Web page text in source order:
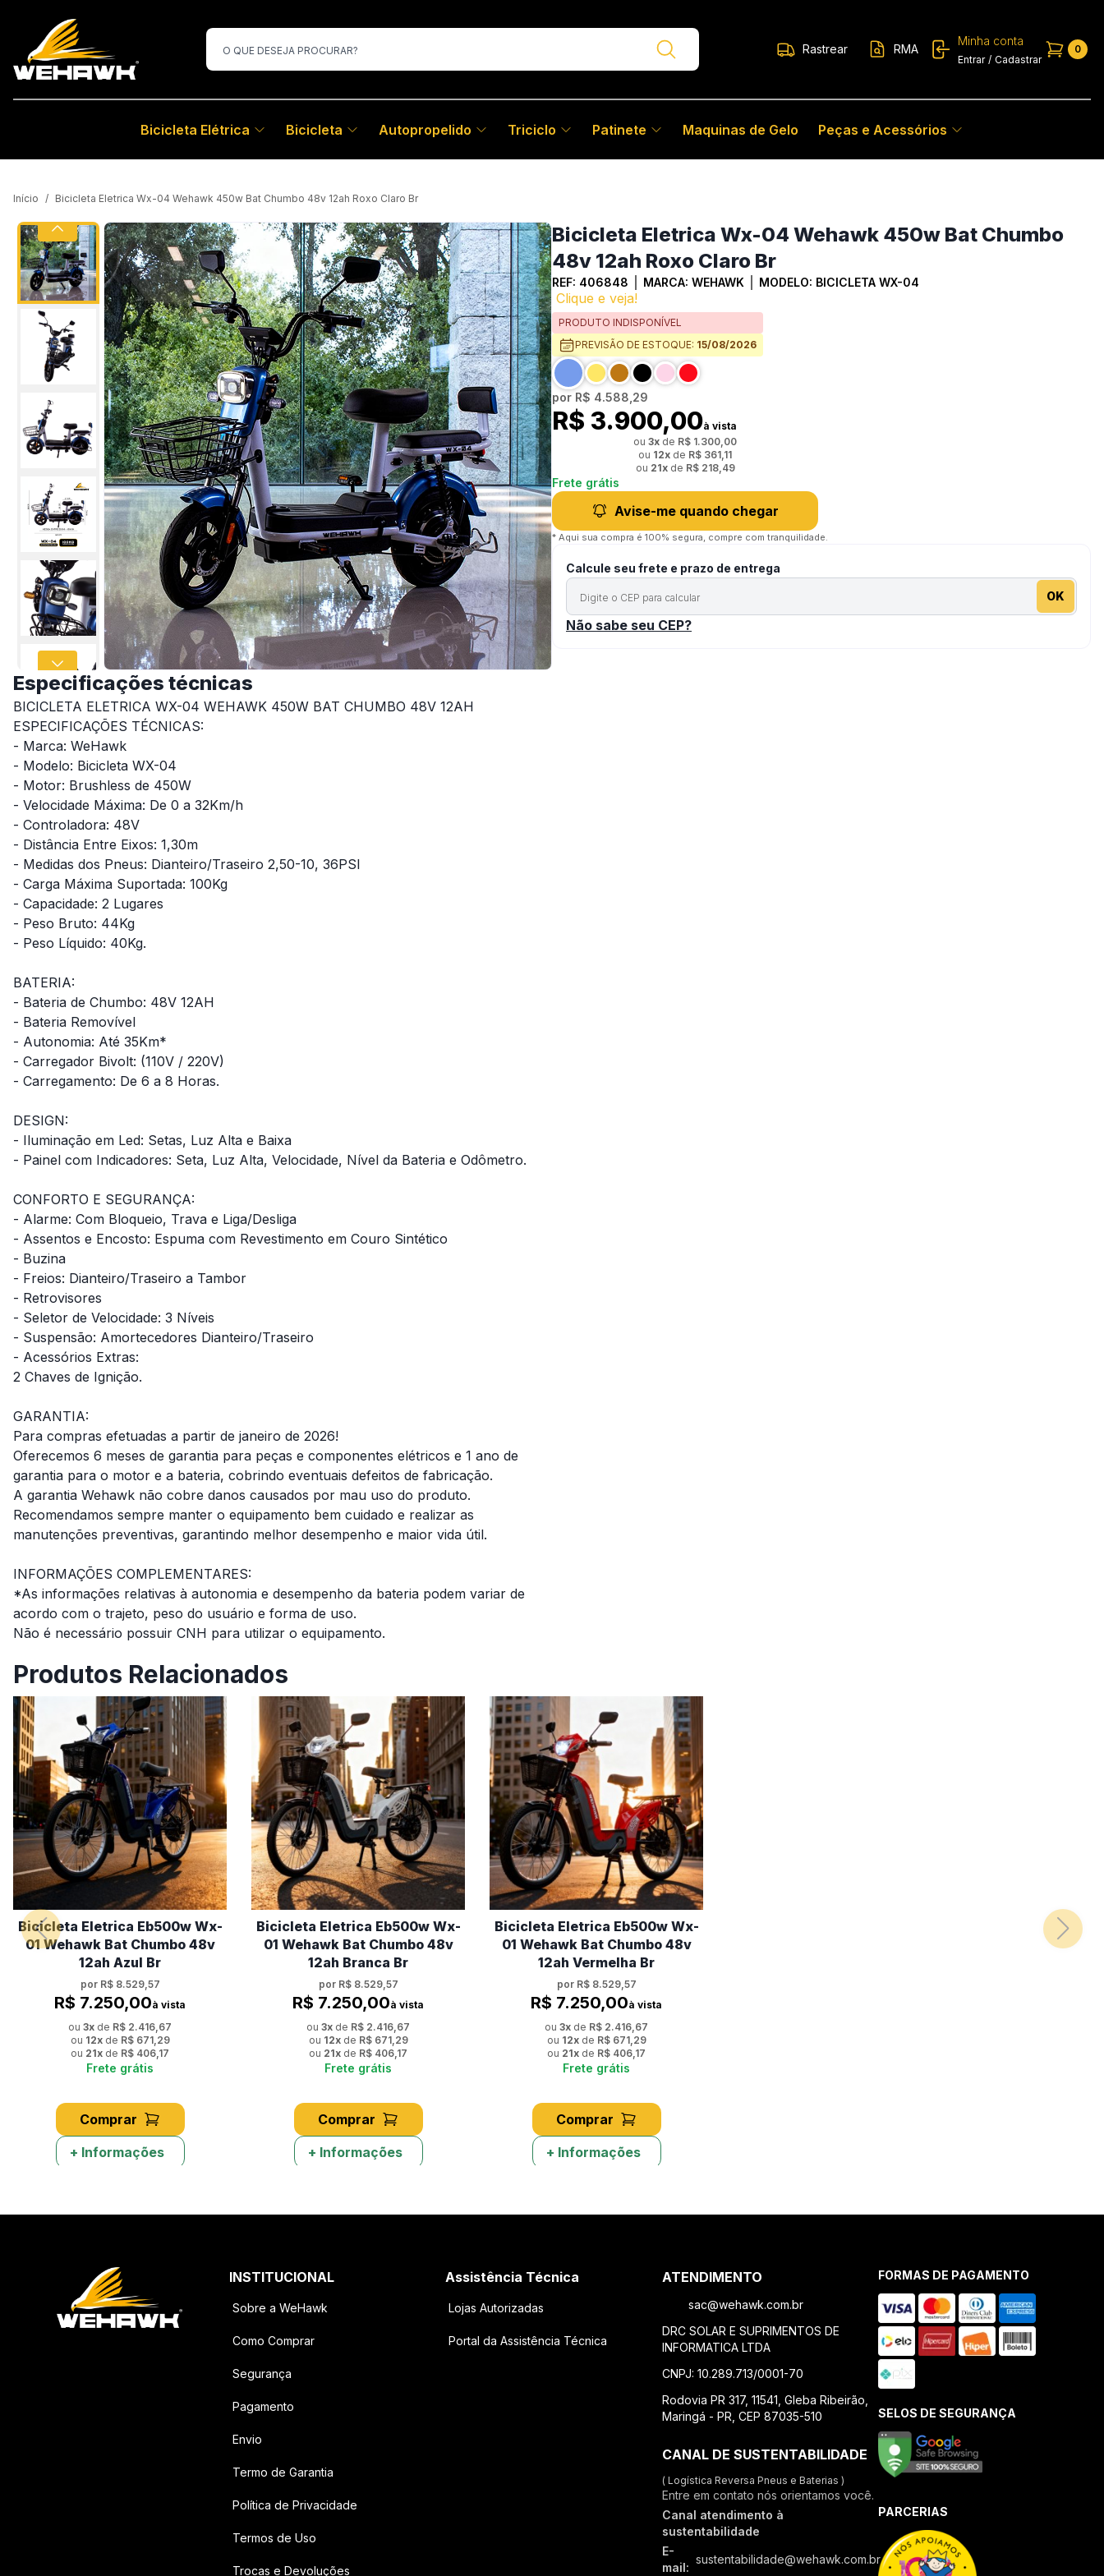
Rastrear RMA
Minha conta
Entrar / Cadastrar
0
Bicicleta Elétrica Bicicleta Autopropelido Triciclo Patinete Maquinas de Gelo Peças e Acessórios
Início / Bicicleta Eletrica Wx-04 Wehawk 450w Bat Chumbo 48v 12ah Roxo Claro Br
Especificações técnicas
BICICLETA ELETRICA WX-04 WEHAWK 450W BAT CHUMBO 48V 12AH
ESPECIFICAÇÕES TÉCNICAS:
- Marca: WeHawk
- Modelo: Bicicleta WX-04
- Motor: Brushless de 450W
- Velocidade Máxima: De 0 a 32Km/h
- Controladora: 48V
- Distância Entre Eixos: 1,30m
- Medidas dos Pneus: Dianteiro/Traseiro 2,50-10, 36PSI
- Carga Máxima Suportada: 100Kg
- Capacidade: 2 Lugares
- Peso Bruto: 44Kg
- Peso Líquido: 40Kg.
BATERIA:
- Bateria de Chumbo: 48V 12AH
- Bateria Removível
- Autonomia: Até 35Km*
- Carregador Bivolt: (110V / 220V)
- Carregamento: De 6 a 8 Horas.
DESIGN:
- Iluminação em Led: Setas, Luz Alta e Baixa
- Painel com Indicadores: Seta, Luz Alta, Velocidade, Nível da Bateria e Odômetro.
CONFORTO E SEGURANÇA:
- Alarme: Com Bloqueio, Trava e Liga/Desliga
- Assentos e Encosto: Espuma com Revestimento em Couro Sintético
- Buzina
- Freios: Dianteiro/Traseiro a Tambor
- Retrovisores
- Seletor de Velocidade: 3 Níveis
- Suspensão: Amortecedores Dianteiro/Traseiro
- Acessórios Extras:
2 Chaves de Ignição.
GARANTIA:
Para compras efetuadas a partir de janeiro de 2026!
Oferecemos 6 meses de garantia para peças e componentes elétricos e 1 ano de
garantia para o motor e a bateria, cobrindo eventuais defeitos de fabricação.
A garantia Wehawk não cobre danos causados por mau uso do produto.
Recomendamos sempre manter o equipamento bem cuidado e realizar as
manutenções preventivas, garantindo melhor desempenho e maior vida útil.
INFORMAÇÕES COMPLEMENTARES:
*As informações relativas à autonomia e desempenho da bateria podem variar de
acordo com o trajeto, peso do usuário e forma de uso.
Não é necessário possuir CNH para utilizar o equipamento.
Bicicleta Eletrica Wx-04 Wehawk 450w Bat Chumbo
48v 12ah Roxo Claro Br
REF: 406848 MARCA: WEHAWK MODELO: BICICLETA WX-04
Clique e veja!
PRODUTO INDISPONÍVEL
PREVISÃO DE ESTOQUE: 15/08/2026
por R$ 4.588,29
R$ 3.900,00à vista
ou 3x de R$ 1.300,00
ou 12x de R$ 361,11
ou 21xde R$ 218,49
Frete grátis
Avise-me quando chegar
* Aqui sua compra é 100% segura, compre com tranquilidade.
Calcule seu frete e prazo de entrega
OK
Não sabe seu CEP?
Produtos Relacionados
Bicicleta Eletrica Eb500w Wx-
01 Wehawk Bat Chumbo 48v
12ah Azul Br
por R$ 8.529,57
R$ 7.250,00à vista
ou 3x de R$ 2.416,67
ou 12xde R$ 671,29
ou 21x de R$ 406,17
Frete grátis
Comprar
+ Informações
Bicicleta Eletrica Eb500w Wx-
01 Wehawk Bat Chumbo 48v
12ah Branca Br
por R$ 8.529,57
R$ 7.250,00à vista
ou 3x de R$ 2.416,67
ou 12xde R$ 671,29
ou 21x de R$ 406,17
Frete grátis
Comprar
+ Informações
Bicicleta Eletrica Eb500w Wx-
01 Wehawk Bat Chumbo 48v
12ah Vermelha Br
por R$ 8.529,57
R$ 7.250,00à vista
ou 3x de R$ 2.416,67
ou 12xde R$ 671,29
ou 21x de R$ 406,17
Frete grátis
Comprar
+ Informações
INSTITUCIONAL
Sobre a WeHawk
Como Comprar
Segurança
Pagamento
Envio
Termo de Garantia
Política de Privacidade
Termos de Uso
Trocas e Devoluções
Assistência Técnica
Lojas Autorizadas
Portal da Assistência Técnica
ATENDIMENTO
sac@wehawk.com.br
DRC SOLAR E SUPRIMENTOS DE
INFORMATICA LTDA
CNPJ: 10.289.713/0001-70
Rodovia PR 317, 11541, Gleba Ribeirão,
Maringá - PR, CEP 87035-510
CANAL DE SUSTENTABILIDADE
( Logística Reversa Pneus e Baterias )
Entre em contato nós orientamos você.
Canal atendimento à
sustentabilidade
E-
mail:
sustentabilidade@wehawk.com.br
FORMAS DE PAGAMENTO
SELOS DE SEGURANÇA
PARCERIAS